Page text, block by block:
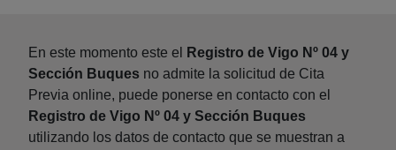
En este momento este el
Registro de Vigo Nº 04 y
Sección Buques no admite la solicitud de Cita
Previa online, puede ponerse en contacto con el
Registro de Vigo Nº 04 y Sección Buques
utilizando los datos de contacto que se muestran a